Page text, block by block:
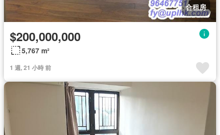
合租房
$200,000,000
5,767 m²
1 週, 21 小時 前